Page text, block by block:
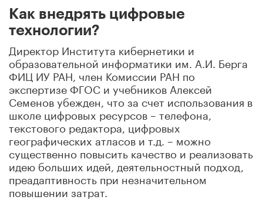
Как внедрять цифровые
технологии?
Директор Института кибернетики и
образовательной информатики им. А.И. Берга
ФИЦ ИУ РАН, член Комиссии РАН по
экспертизе ФГОС и учебников Алексей
Семенов убежден, что за счет использования в
школе цифровых ресурсов – телефона,
текстового редактора, цифровых
географических атласов и т.д. – можно
существенно повысить качество и реализовать
идею больших идей, деятельностный подход,
преадаптивность при незначительном
повышении затрат.